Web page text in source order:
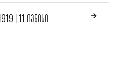
| 11 ივნისი